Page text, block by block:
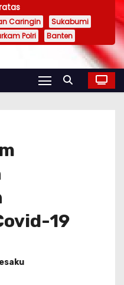
Caringin
Sukabumi
Polri Banten
19